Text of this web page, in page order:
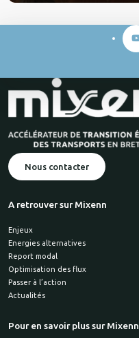
Nous contacter
A retrouver sur Mixenn
Enjeux
Energies alternatives
Report modal
Optimisation des flux
Passer à l’action
Actualités
Pour en savoir plus sur Mixenn